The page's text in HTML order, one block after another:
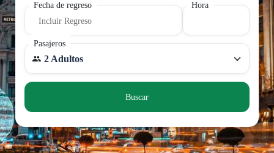
Fecha de regreso
Incluir Regreso
Hora
Pasajeros
2 Adultos
Buscar